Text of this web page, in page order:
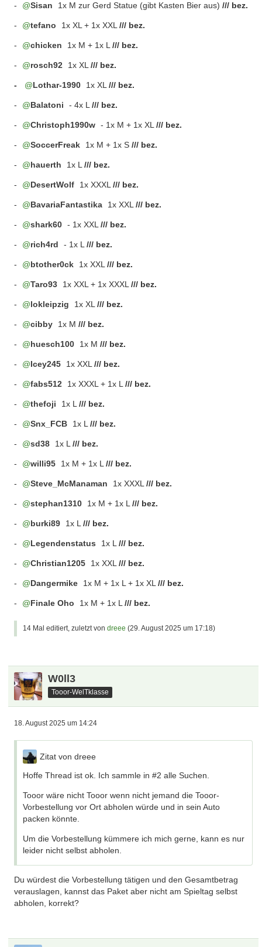
- Sisan 1x M zur Gerd Statue (gibt Kasten Bier aus)/// bez.
- tefano 1x XL + 1x XXL/// bez.
- chicken 1x M + 1x L/// bez.
- rosch92 1x XL/// bez.
- Lothar-1990 1x XL/// bez.
- Balatoni - 4x L/// bez.
- Christoph1990w - 1x M + 1x XL/// bez.
- SoccerFreak 1x M + 1x S /// bez.
- hauerth 1x L/// bez.
- DesertWolf 1x XXXL/// bez.
- BavariaFantastika 1x XXL/// bez.
- shark60 - 1x XXL/// bez.
- rich4rd - 1x L/// bez.
- btother0ck 1x XXL/// bez.
- Taro93 1x XXL + 1x XXXL/// bez.
- lokleipzig 1x XL/// bez.
- cibby 1x M/// bez.
- huesch100 1x M/// bez.
- Icey245 1x XXL/// bez.
- fabs512 1x XXXL + 1x L/// bez.
- thefoji 1x L/// bez.
- Snx_FCB 1x L/// bez.
- sd38 1x L/// bez.
- willi95 1x M + 1x L/// bez.
- Steve_McManaman 1x XXXL/// bez.
- stephan1310 1x M + 1x L/// bez.
- burki89 1x L/// bez.
- Legendenstatus 1x L/// bez.
- Christian1205 1x XXL/// bez.
- Dangermike 1x M + 1x L + 1x XL/// bez.
- Finale Oho 1x M + 1x L/// bez.
14 Mal editiert, zuletzt vondreee (29. August 2025 um 17:18)
W0ll3
Tooor-WelTklasse
18. August 2025 um 14:24
Zitat von dreee
Hoffe Thread ist ok. Ich sammle in #2 alle Suchen.
Tooor wäre nicht Tooor wenn nicht jemand die Tooor-
Vorbestellung vor Ort abholen würde und in sein Auto
packen könnte.
Um die Vorbestellung kümmere ich mich gerne, kann es nur
leider nicht selbst abholen.
Du würdest die Vorbestellung tätigen und den Gesamtbetrag
verauslagen, kannst das Paket aber nicht am Spieltag selbst
abholen, korrekt?